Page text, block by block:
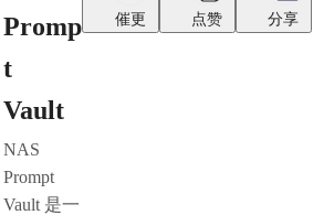
Promp
t
Vault
NAS
Prompt
Vault 是一
催更 点赞 分享